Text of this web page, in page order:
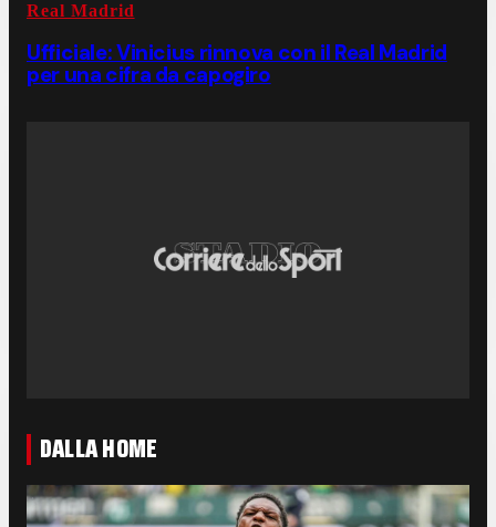
Real Madrid
Ufficiale: Vinicius rinnova con il Real Madrid
per una cifra da capogiro
DALLA HOME